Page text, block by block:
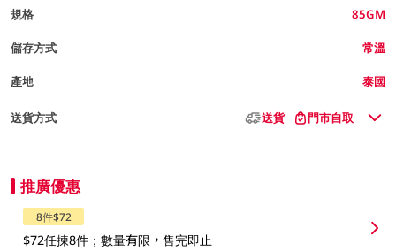
規格 85GM
儲存方式 常溫
產地 泰國
送貨方式 送貨 門市自取
推廣優惠
8件$72
$72任揀8件；數量有限，售完即止